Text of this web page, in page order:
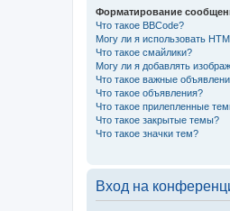
Форматирование
Что такое BBCode?
Могу ли я использовать
Что такое смайлики?
Могу ли я добавлять
Что такое важные
Что такое объявления?
Что такое прилепленные
Что такое закрытые темы?
Что такое значки тем?
Вход на